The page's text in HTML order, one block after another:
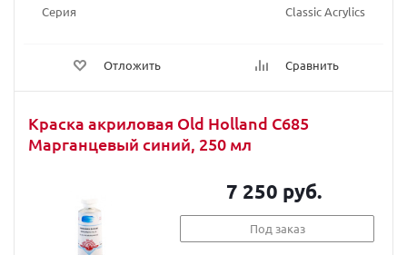
Серия
Classic Acrylics
Отложить Сравнить
Краска акриловая Old Holland C685
Марганцевый синий, 250 мл
7 250 руб.
Под заказ